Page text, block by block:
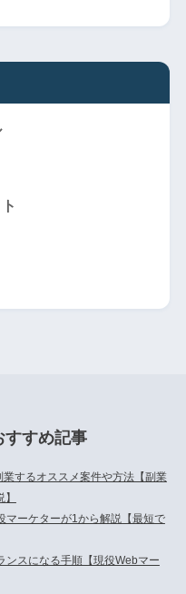
すすめ記事
するオススメ案件や方法【副業
マーケターが1から解説【最短で
ンスになる手順【現役Webマー